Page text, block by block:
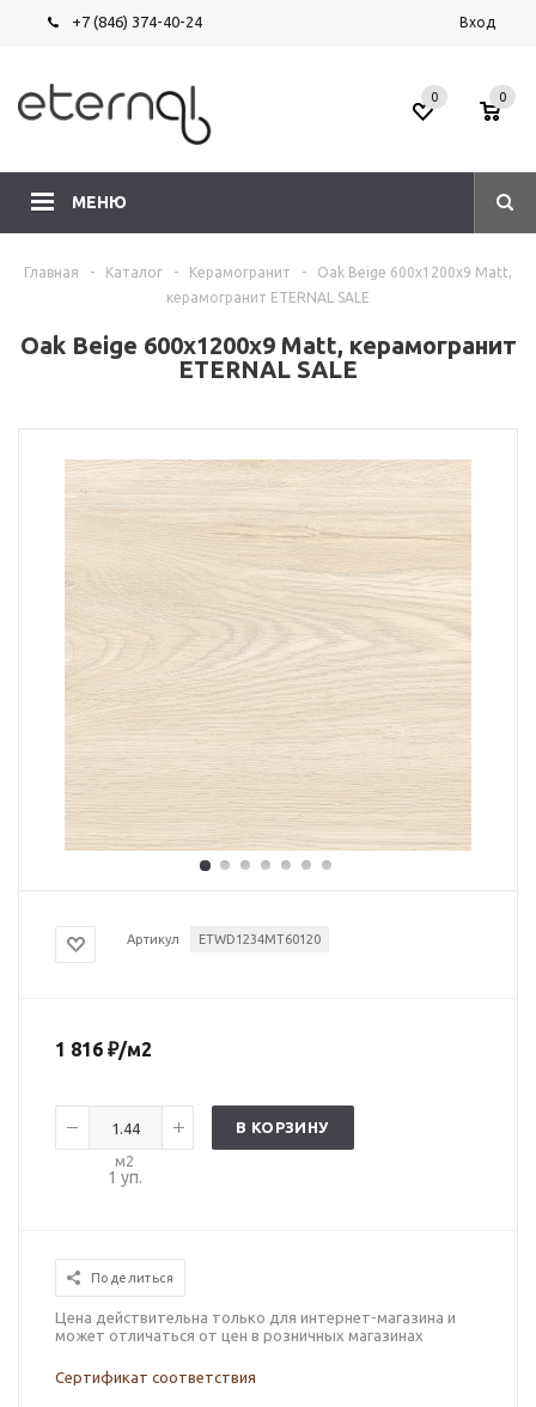
+7 (846) 374-40-24 Вход
МЕНЮ
0 0
Главная - Каталог - Керамогранит -
Oak Beige 600х1200х9 Matt,
керамогранит ETERNAL SALE
Oak Beige 600х1200х9 Matt, керамогранит
ETERNAL SALE
Артикул ETWD1234MT60120
1 816 ₽/м2
м2
1 уп.
В КОРЗИНУ
Поделиться
Цена действительна только для интернет-магазина и
может отличаться от цен в розничных магазинах
Сертификат соответствия